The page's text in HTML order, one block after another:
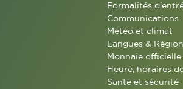
Formalités
Communications
Météo et climat
Langues &
Monnaie officielle
Heure, horaires
Santé et sécurité